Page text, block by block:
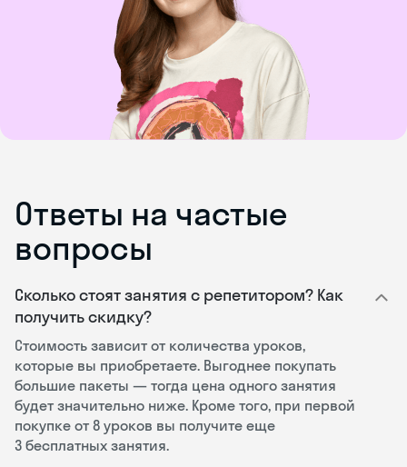
Ответы на частые
вопросы
Сколько стоят занятия с репетитором? Как
получить скидку?
Стоимость зависит от количества уроков,
которые вы приобретаете. Выгоднее покупать
большие пакеты — тогда цена одного занятия
будет значительно ниже. Кроме того, при первой
покупке от 8 уроков вы получите еще
3 бесплатных занятия.